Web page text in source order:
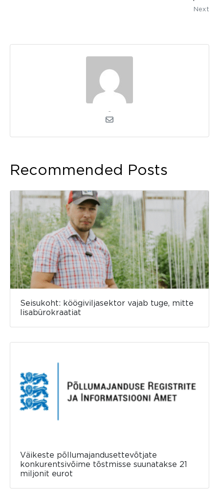
Next
Recommended Posts
Seisukoht: köögiviljasektor vajab tuge, mitte
lisabürokraatiat
Väikeste põllumajandusettevõtjate
konkurentsivõime tõstmisse suunatakse 21
miljonit eurot